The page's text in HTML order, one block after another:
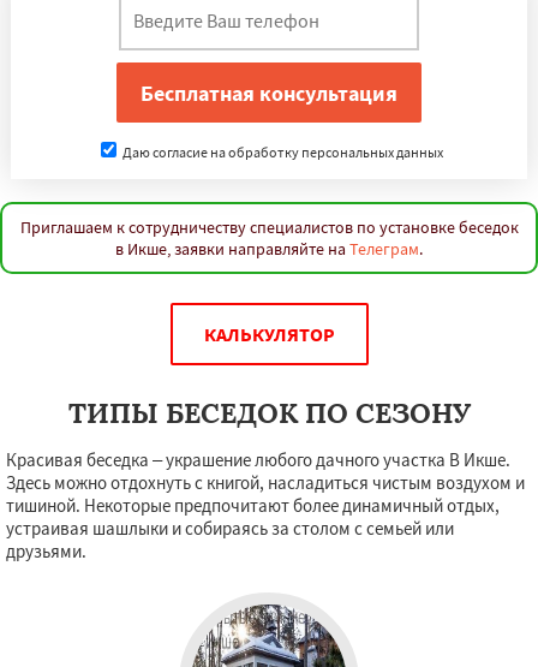
Даю согласие на обработку персональных данных
Приглашаем к сотрудничеству специалистов по установке беседок
в Икше, заявки направляйте на Телеграм.
КАЛЬКУЛЯТОР
ТИПЫ БЕСЕДОК ПО СЕЗОНУ
Красивая беседка – украшение любого дачного участка В Икше.
Здесь можно отдохнуть с книгой, насладиться чистым воздухом и
тишиной. Некоторые предпочитают более динамичный отдых,
устраивая шашлыки и собираясь за столом с семьей или
друзьями.